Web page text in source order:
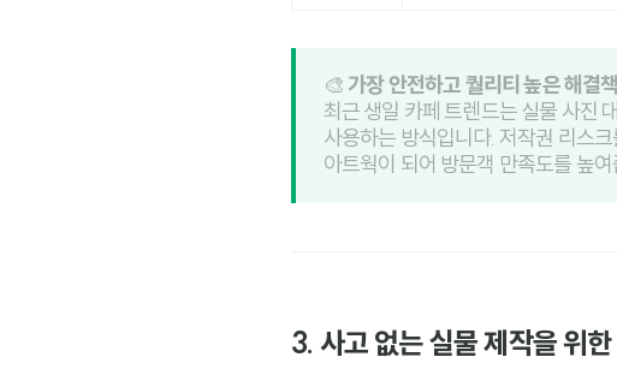
🎨 가장 안전하고 퀄리티 높은 해결
최근 생일 카페 트렌드는 실물 사진
사용하는 방식입니다. 저작권 리스
아트웍이 되어 방문객 만족도를 높
3. 사고 없는 실물 제작을 위